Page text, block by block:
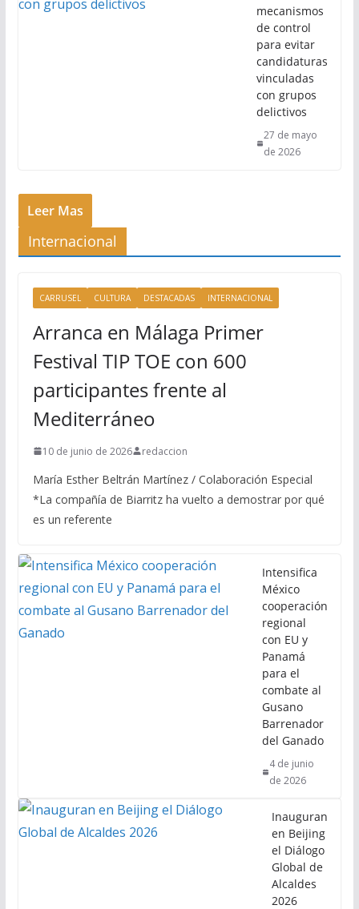
mecanismos
de control
para evitar
candidaturas
vinculadas
con grupos
delictivos
27 de mayo
de 2026
Leer Mas
Internacional
CARRUSEL CULTURA DESTACADAS INTERNACIONAL
Arranca en Málaga Primer
Festival TIP TOE con 600
participantes frente al
Mediterráneo
10 de junio de 2026 redaccion
María Esther Beltrán Martínez / Colaboración Especial
*La compañía de Biarritz ha vuelto a demostrar por qué
es un referente
Intensifica
México
cooperación
regional
con EU y
Panamá
para el
combate al
Gusano
Barrenador
del Ganado
4 de junio
de 2026
Inauguran
en Beijing
el Diálogo
Global de
Alcaldes
2026